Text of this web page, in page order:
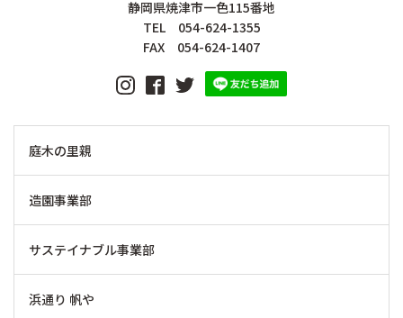
静岡県焼津市一色115番地
TEL 054-624-1355
FAX 054-624-1407
庭木の里親
造園事業部
サステイナブル事業部
浜通り 帆や